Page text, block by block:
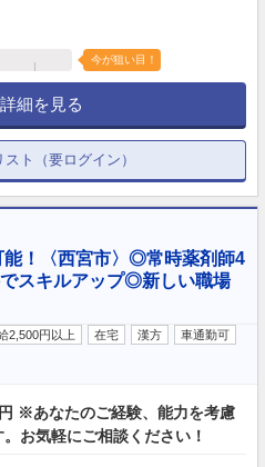
今が狙い目！
細を見る
スト（要ログイン）
能！〈西宮市〉◎常時薬剤師4
スキルアップ◎新しい職場
2,500円以上 在宅 漢方
車通勤可
※あなたのご経験、能力を考慮
お気軽にご相談ください！